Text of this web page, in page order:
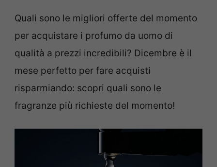
Quali sono le migliori offerte del momento
per acquistare i profumo da uomo di
qualità a prezzi incredibili? Dicembre è il
mese perfetto per fare acquisti
risparmiando: scopri quali sono le
fragranze più richieste del momento!